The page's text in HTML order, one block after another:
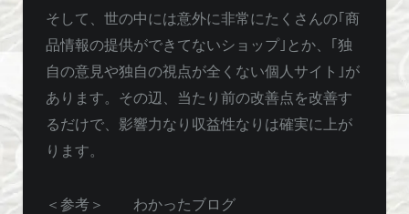
そして、世の中には意外に非常にたくさんの｢商
品情報の提供ができてないショップ｣とか、｢独
自の意見や独自の視点が全くない個人サイト｣が
あります。その辺、当たり前の改善点を改善す
るだけで、影響力なり収益性なりは確実に上が
ります。
＜参考＞ わかったブログ